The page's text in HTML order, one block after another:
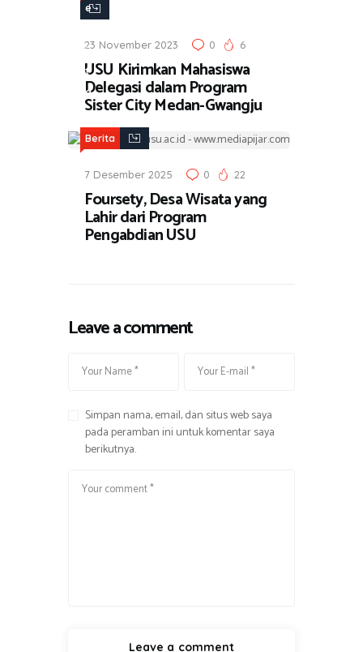
e
i
t
a
23 November 2023 0 6
USU Kirimkan Mahasiswa
Delegasi dalam Program
Sister City Medan-Gwangju
Berita
7 Desember 2025 0 22
Foursety, Desa Wisata yang
Lahir dari Program
Pengabdian USU
Leave a comment
Simpan nama, email, dan situs web saya
pada peramban ini untuk komentar saya
berikutnya.